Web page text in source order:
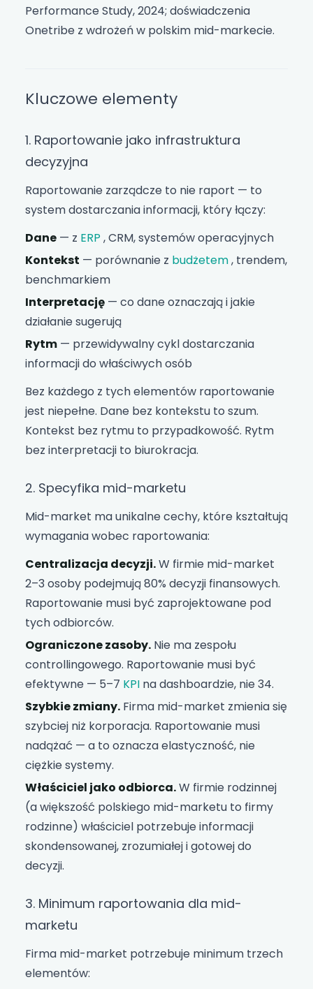
Performance Study, 2024; doświadczenia
Onetribe z wdrożeń w polskim mid-markecie.
Kluczowe elementy
1. Raportowanie jako infrastruktura
decyzyjna
Raportowanie zarządcze to nie raport — to
system dostarczania informacji, który łączy:
Dane — z ERP , CRM, systemów operacyjnych
Kontekst — porównanie z budżetem, trendem,
benchmarkiem
Interpretację — co dane oznaczają i jakie
działanie sugerują
Rytm — przewidywalny cykl dostarczania
informacji do właściwych osób
Bez każdego z tych elementów raportowanie
jest niepełne. Dane bez kontekstu to szum.
Kontekst bez rytmu to przypadkowość. Rytm
bez interpretacji to biurokracja.
2. Specyfika mid-marketu
Mid-market ma unikalne cechy, które kształtują
wymagania wobec raportowania:
Centralizacja decyzji.W firmie mid-market
2–3 osoby podejmują 80% decyzji finansowych.
Raportowanie musi być zaprojektowane pod
tych odbiorców.
Ograniczone zasoby. Nie ma zespołu
controllingowego. Raportowanie musi być
efektywne — 5–7 KPI na dashboardzie, nie 34.
Szybkie zmiany. Firma mid-market zmienia się
szybciej niż korporacja. Raportowanie musi
nadążać — a to oznacza elastyczność, nie
ciężkie systemy.
Właściciel jako odbiorca.W firmie rodzinnej
(a większość polskiego mid-marketu to firmy
rodzinne) właściciel potrzebuje informacji
skondensowanej, zrozumiałej i gotowej do
decyzji.
3. Minimum raportowania dla mid-
marketu
Firma mid-market potrzebuje minimum trzech
elementów: